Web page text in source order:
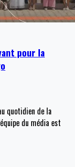
pour la
quotidien de la
du média est